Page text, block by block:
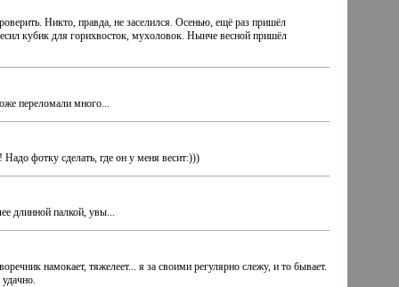
Никто, правда, не заселился. Осенью, ещё раз пришёл
кубик для горихвосток, мухоловок. Нынче весной пришёл
переломали много...
фотку сделать, где он у меня весит:)))
длинной палкой, увы...
намокает, тяжелеет... я за своими регулярно слежу, и то бывает.